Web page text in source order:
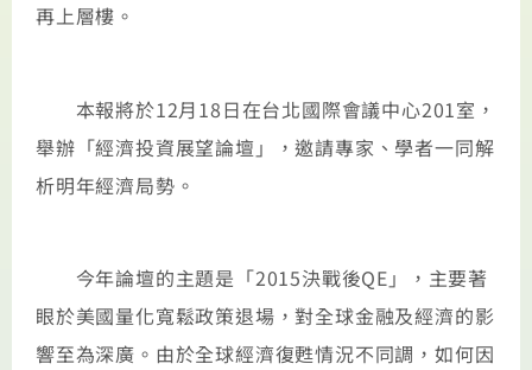
再上層樓。
本報將於12月18日在台北國際會議中心201室，
舉辦「經濟投資展望論壇」，邀請專家、學者一同解
析明年經濟局勢。
今年論壇的主題是「2015決戰後QE」，主要著
眼於美國量化寬鬆政策退場，對全球金融及經濟的影
響至為深廣。由於全球經濟復甦情況不同調，如何因